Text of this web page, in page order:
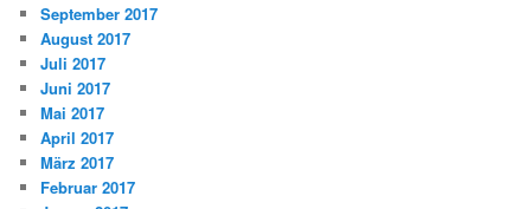
September 2017
August 2017
Juli 2017
Juni 2017
Mai 2017
April 2017
März 2017
Februar 2017